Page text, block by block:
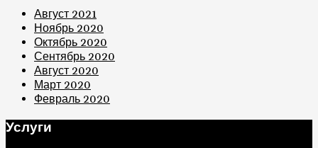
Август 2021
Ноябрь 2020
Октябрь 2020
Сентябрь 2020
Август 2020
Март 2020
Февраль 2020
Услуги